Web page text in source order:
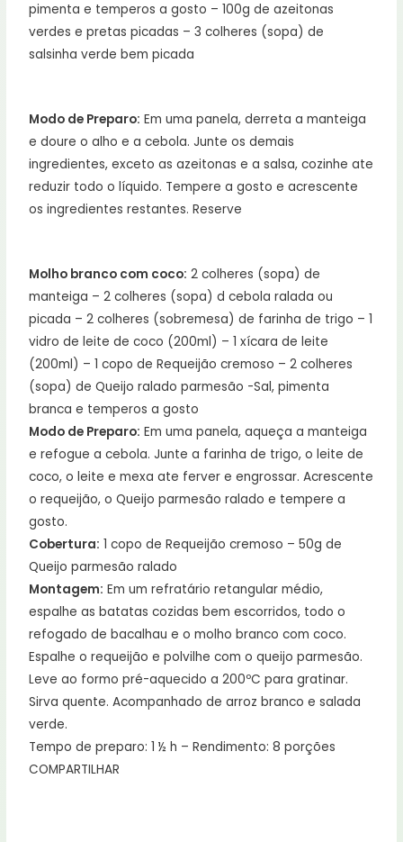
pimenta e temperos a gosto – 100g de azeitonas
verdes e pretas picadas – 3 colheres (sopa) de
salsinha verde bem picada
Modo de Preparo: Em uma panela, derreta a manteiga
e doure o alho e a cebola. Junte os demais
ingredientes, exceto as azeitonas e a salsa, cozinhe ate
reduzir todo o líquido. Tempere a gosto e acrescente
os ingredientes restantes. Reserve
Molho branco com coco: 2 colheres (sopa) de
manteiga – 2 colheres (sopa) d cebola ralada ou
picada – 2 colheres (sobremesa) de farinha de trigo – 1
vidro de leite de coco (200ml) – 1 xícara de leite
(200ml) – 1 copo de Requeijão cremoso – 2 colheres
(sopa) de Queijo ralado parmesão -Sal, pimenta
branca e temperos a gosto
Modo de Preparo: Em uma panela, aqueça a manteiga
e refogue a cebola. Junte a farinha de trigo, o leite de
coco, o leite e mexa ate ferver e engrossar. Acrescente
o requeijão, o Queijo parmesão ralado e tempere a
gosto.
Cobertura: 1 copo de Requeijão cremoso – 50g de
Queijo parmesão ralado
Montagem: Em um refratário retangular médio,
espalhe as batatas cozidas bem escorridos, todo o
refogado de bacalhau e o molho branco com coco.
Espalhe o requeijão e polvilhe com o queijo parmesão.
Leve ao formo pré-aquecido a 200ºC para gratinar.
Sirva quente. Acompanhado de arroz branco e salada
verde.
Tempo de preparo: 1 ½ h – Rendimento: 8 porções
COMPARTILHAR